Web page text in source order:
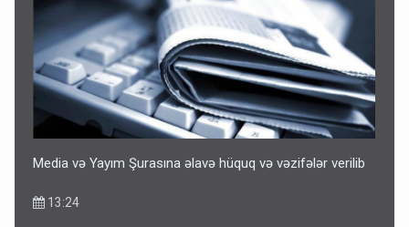
Media və Yayım Şurasına əlavə hüquq və vəzifələr verilib
13:24